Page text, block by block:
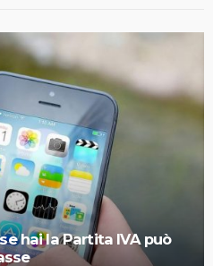
hai la Partita IVA può